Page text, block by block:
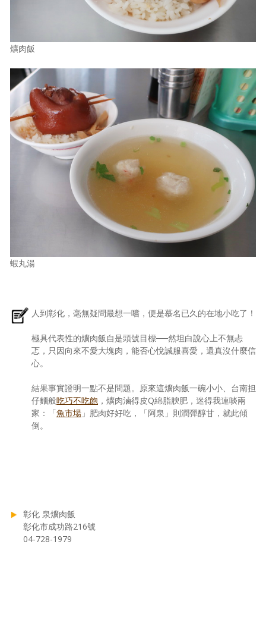
爌肉飯
蝦丸湯
人到彰化，毫無疑問最想一嚐，便是慕名已久的在地小吃了！
極具代表性的爌肉飯自是頭號目標──然坦白說心上不無忐
忑，只因向來不愛大塊肉，能否心悅誠服喜愛，還真沒什麼信
心。
結果事實證明一點不是問題。原來這爌肉飯一碗小小、台南担
仔麵般吃巧不吃飽 ，爌肉滷得皮Q綿脂腴肥，迷得我連啖兩
家：「魚市場 」肥肉好好吃，「阿泉」則潤彈醇甘，就此傾
倒。
彰化 泉爌肉飯
彰化市成功路216號
04-728-1979